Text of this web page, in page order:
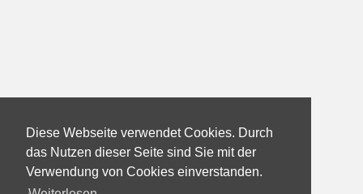
Diese Webseite verwendet Cookies. Durch
das Nutzen dieser Seite sind Sie mit der
Verwendung von Cookies einverstanden.